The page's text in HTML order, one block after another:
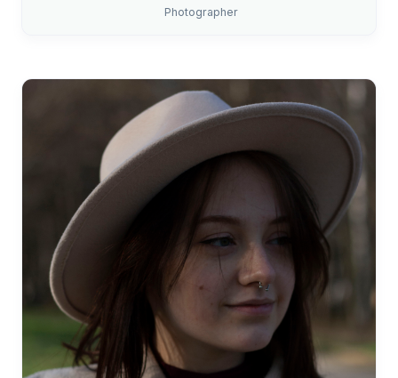
Photographer